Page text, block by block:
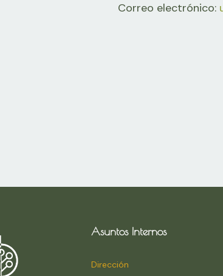
Correo electrónico:
Asuntos Internos
Dirección